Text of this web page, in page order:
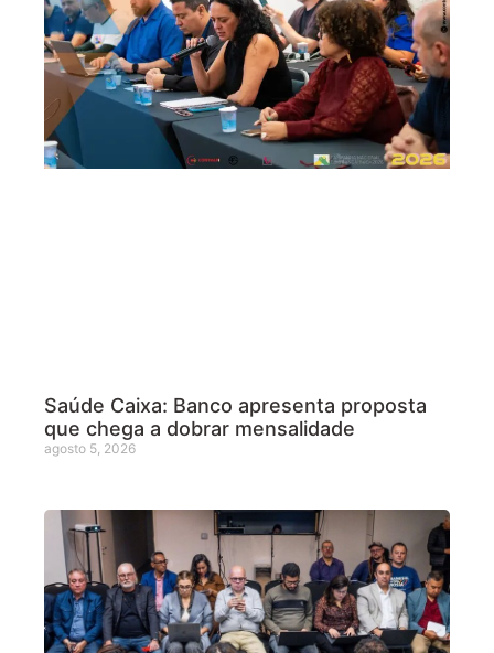
Saúde Caixa: Banco apresenta proposta
que chega a dobrar mensalidade
agosto 5, 2026